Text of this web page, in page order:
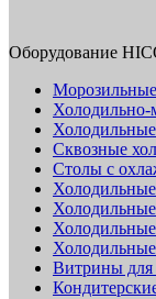
Оборудование
Холодильно-
Сквозные
Столы с
Холодильные
Витрины для